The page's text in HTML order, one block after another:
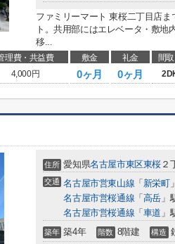
ファミリーマート 東桜二丁目店
ト。共用部にはエレベータ・敷
移...
理費・共益費 敷金 礼金 間取
4,000円 0ヶ月 0ヶ月
住所 愛知県名古屋市東区東桜 ２
交通 名古屋市営東山線 「 新栄町
名古屋市営桜通線 「 高岳 」
名古屋市営桜通線 「 車道 」
築年 築4年 階数 8階建 構造